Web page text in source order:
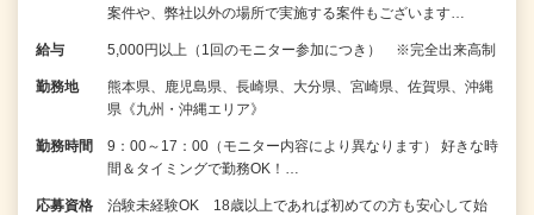
案件や、弊社以外の場所で実施する案件もございます…
給与 5,000円以上（1回のモニター参加につき） ※完全出来高制
勤務地
熊本県、鹿児島県、長崎県、大分県、宮崎県、佐賀県、沖縄
県《九州・沖縄エリア》
勤務時間
9：00～17：00（モニター内容により異なります） 好きな時
間＆タイミングで勤務OK！…
応募資格
治験未経験OK 18歳以上であれば初めての方も安心して始